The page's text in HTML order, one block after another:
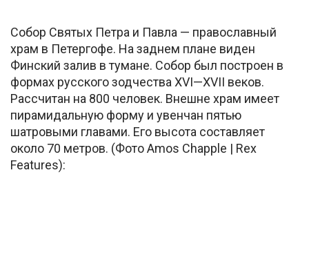
Собор Святых Петра и Павла — православный
храм в Петергофе. На заднем плане виден
Финский залив в тумане. Собор был построен в
формах русского зодчества XVI—XVII веков.
Рассчитан на 800 человек. Внешне храм имеет
пирамидальную форму и увенчан пятью
шатровыми главами. Его высота составляет
около 70 метров. (Фото Amos Chapple | Rex
Features):